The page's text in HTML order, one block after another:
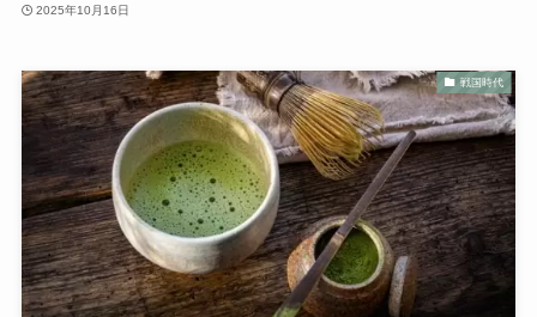
2025年10月16日
戦国時代